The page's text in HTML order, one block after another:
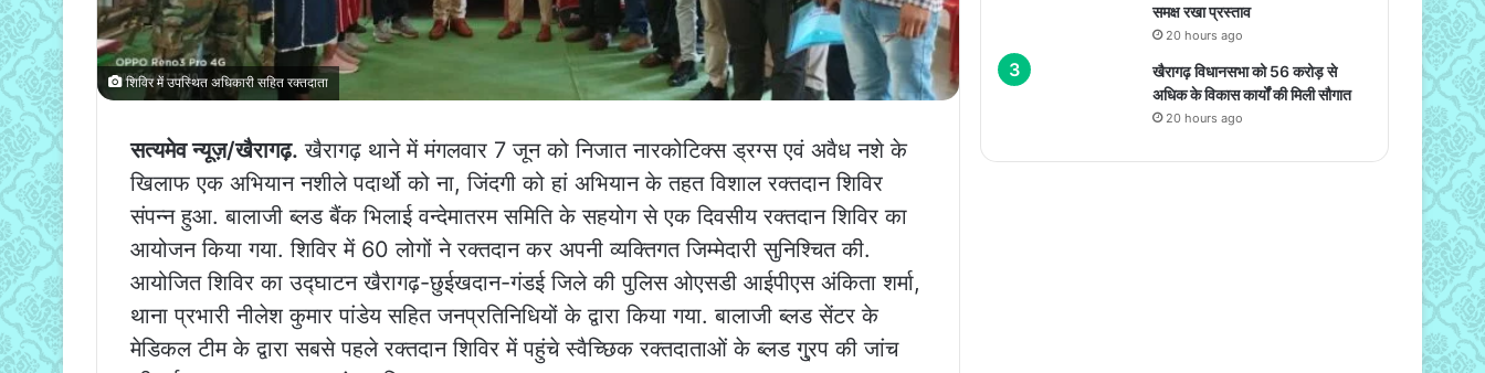
शिविर में उपस्थित अधिकारी सहित रक्तदाता
सत्यमेव न्यूज़/खैरागढ़. खैरागढ़ थाने में मंगलवार 7 जून को निजात नारकोटिक्स ड्रग्स एवं अवैध नशे के
खिलाफ एक अभियान नशीले पदार्थो को ना, जिंदगी को हां अभियान के तहत विशाल रक्तदान शिविर
संपन्न हुआ. बालाजी ब्लड बैंक भिलाई वन्देमातरम समिति के सहयोग से एक दिवसीय रक्तदान शिविर का
आयोजन किया गया. शिविर में 60 लोगों ने रक्तदान कर अपनी व्यक्तिगत जिम्मेदारी सुनिश्चित की.
आयोजित शिविर का उद्घाटन खैरागढ़-छुईखदान-गंडई जिले की पुलिस ओएसडी आईपीएस अंकिता शर्मा,
थाना प्रभारी नीलेश कुमार पांडेय सहित जनप्रतिनिधियों के द्वारा किया गया. बालाजी ब्लड सेंटर के
मेडिकल टीम के द्वारा सबसे पहले रक्तदान शिविर में पहुंचे स्वैच्छिक रक्तदाताओं के ब्लड गु्रप की जांच
समक्ष रखा प्रस्ताव
20 hours ago
खैरागढ़ विधानसभा को 56 करोड़ से
अधिक के विकास कार्यों की मिली सौगात
20 hours ago